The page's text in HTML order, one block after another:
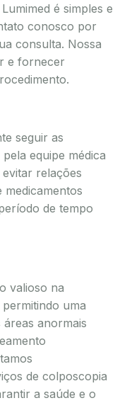
é simples e
conosco por
consulta. Nossa
e fornecer
seguir as
equipe médica
relações
medicamentos
de tempo
valioso na
uma
áreas anormais
de colposcopia
a saúde e o